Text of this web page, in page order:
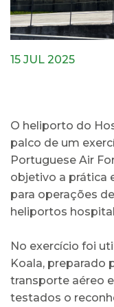
15 JUL 2025
O heliporto do
palco de um
Portuguese Air
objetivo a prática
para operações
heliportos
No exercício foi
Koala, preparado
transporte aéreo
testados o